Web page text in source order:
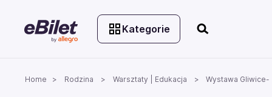
Kategorie
Home Rodzina Warsztaty | Edukacja Wystawa